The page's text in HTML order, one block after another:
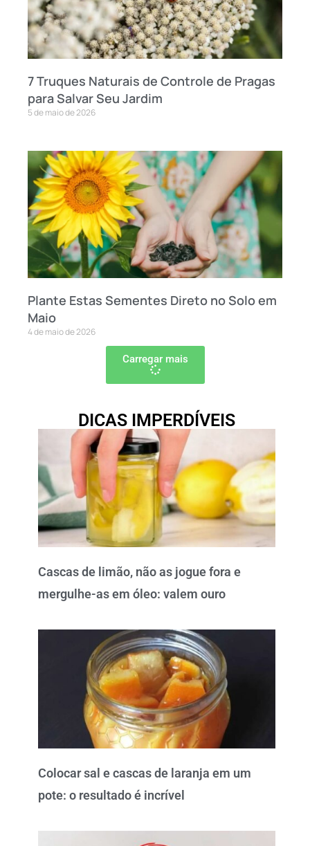
7 Truques Naturais de Controle de Pragas
para Salvar Seu Jardim
5 de maio de 2026
Plante Estas Sementes Direto no Solo em
Maio
4 de maio de 2026
Carregar mais
DICAS IMPERDÍVEIS
Cascas de limão, não as jogue fora e
mergulhe-as em óleo: valem ouro
Colocar sal e cascas de laranja em um
pote: o resultado é incrível